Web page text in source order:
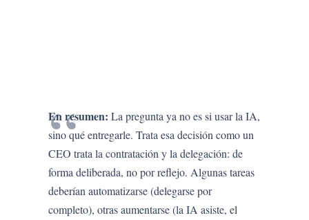
En resumen: La pregunta ya no es si usar la IA,
sino qué entregarle. Trata esa decisión como un
CEO trata la contratación y la delegación: de
forma deliberada, no por reflejo. Algunas tareas
deberían automatizarse (delegarse por
completo), otras aumentarse (la IA asiste, el